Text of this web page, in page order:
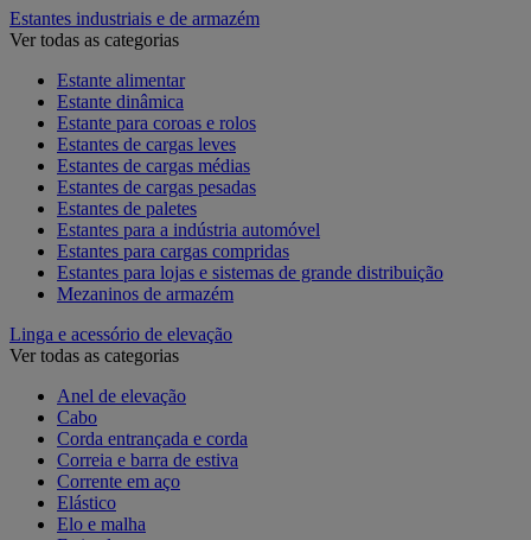
Estantes industriais e de armazém
Ver todas as categorias
Estante alimentar
Estante dinâmica
Estante para coroas e rolos
Estantes de cargas leves
Estantes de cargas médias
Estantes de cargas pesadas
Estantes de paletes
Estantes para a indústria automóvel
Estantes para cargas compridas
Estantes para lojas e sistemas de grande distribuição
Mezaninos de armazém
Linga e acessório de elevação
Ver todas as categorias
Anel de elevação
Cabo
Corda entrançada e corda
Correia e barra de estiva
Corrente em aço
Elástico
Elo e malha